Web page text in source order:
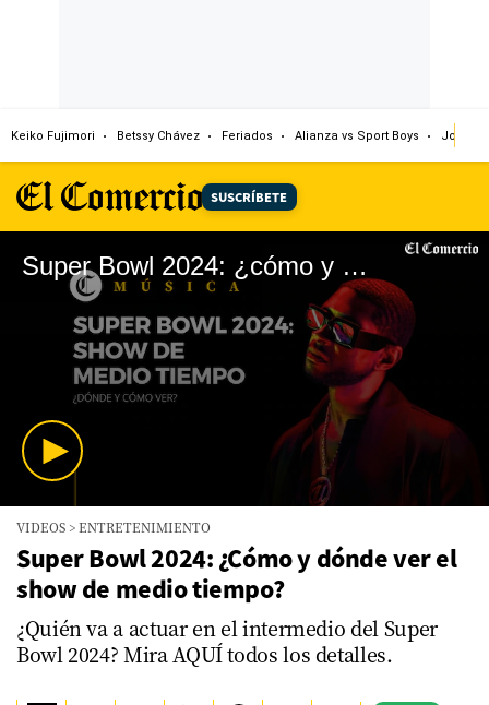
Keiko Fujimori Betssy Chávez Feriados Alianza vs Sport Boys Jorge
SUSCRÍBETE
Super Bowl 2024: ¿cómo y dónde ver el show de medio tiempo?
seconds
minute,
34
seconds
VIDEOS >ENTRETENIMIENTO
Super Bowl 2024: ¿Cómo y dónde ver el
show de medio tiempo?
¿Quién va a actuar en el intermedio del Super
Bowl 2024? Mira AQUÍ todos los detalles.